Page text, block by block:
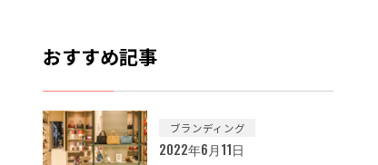
おすすめ記事
ブランディング
2022年6月11日